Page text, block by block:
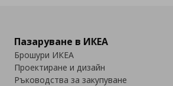
Пазаруване в ИКЕА
Брошури ИКЕА
Проектиране и дизайн
Ръководства за закупуване